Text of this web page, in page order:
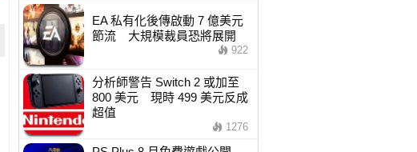
EA 私有化後傳啟動 7 億美元
節流 大規模裁員恐將展開
922
分析師警告 Switch 2 或加至
800 美元 現時 499 美元反成
超值
1276